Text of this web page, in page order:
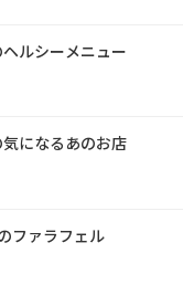
ルシーメニュー
になるあのお店
ファラフェル